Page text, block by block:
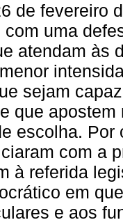
de fevereiro
com uma
atendam às
sejam
que
escolha.
com a
à referida
em
e aos